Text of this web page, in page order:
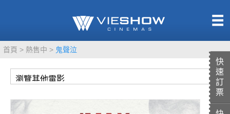
快
速
訂
票
首頁 熱售中 鬼聲泣